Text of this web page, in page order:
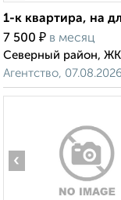
1-к квартира, на
7 500 ₽ в месяц
Северный район,
Агентство, 07.08.2026
‹